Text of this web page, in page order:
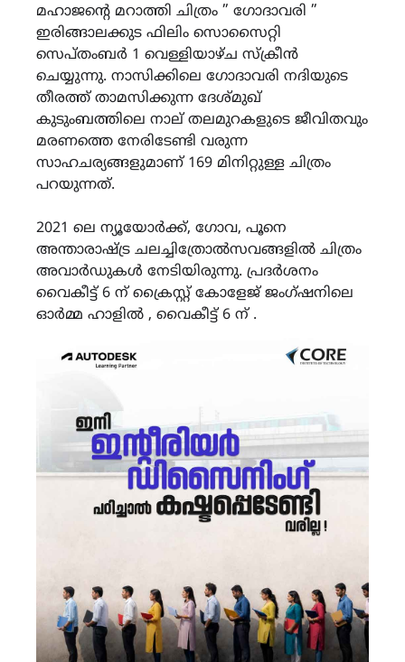
മഹാജന്‍റെ മറാത്തി ചിത്രം ” ഗോദാവരി ”
ഇരിങ്ങാലക്കുട ഫിലിം സൊസൈറ്റി
സെപ്തംബർ 1 വെള്ളിയാഴ്ച സ്ക്രീൻ
ചെയ്യുന്നു. നാസിക്കിലെ ഗോദാവരി നദിയുടെ
തീരത്ത് താമസിക്കുന്ന ദേശ്മുഖ്
കുടുംബത്തിലെ നാല് തലമുറകളുടെ ജീവിതവും
മരണത്തെ നേരിടേണ്ടി വരുന്ന
സാഹചര്യങ്ങളുമാണ് 169 മിനിറ്റുള്ള ചിത്രം
പറയുന്നത്.
2021 ലെ ന്യൂയോർക്ക്, ഗോവ, പൂനെ
അന്താരാഷ്ട്ര ചലച്ചിത്രോൽസവങ്ങളിൽ ചിത്രം
അവാർഡുകൾ നേടിയിരുന്നു. പ്രദർശനം
വൈകീട്ട് 6 ന് ക്രൈസ്റ്റ് കോളേജ് ജംഗ്ഷനിലെ
ഓർമ്മ ഹാളിൽ , വൈകീട്ട് 6 ന് .